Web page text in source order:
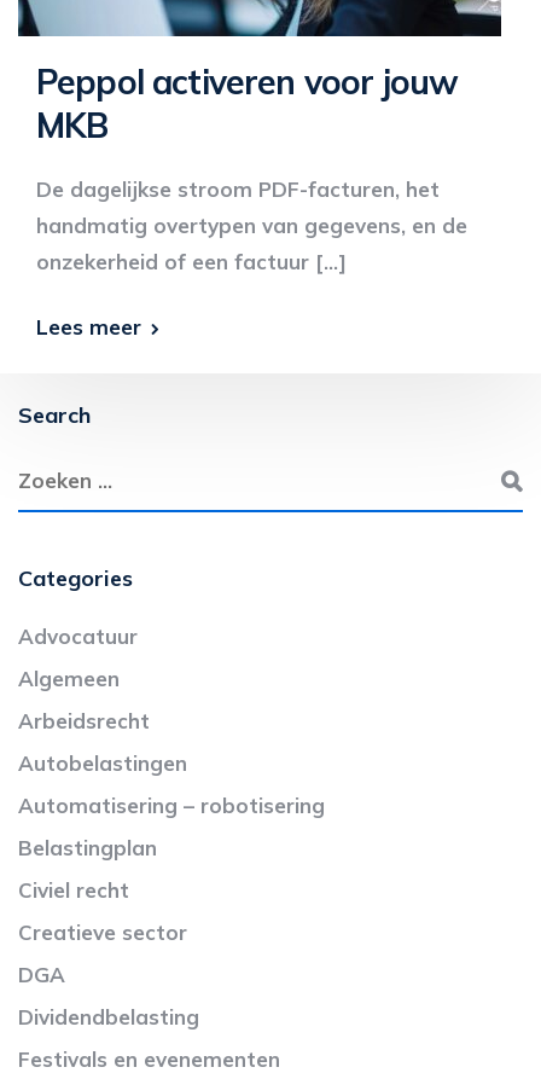
Peppol activeren voor jouw
MKB
De dagelijkse stroom PDF-facturen, het
handmatig overtypen van gegevens, en de
onzekerheid of een factuur […]
Lees meer
Search
Categories
Advocatuur
Algemeen
Arbeidsrecht
Autobelastingen
Automatisering – robotisering
Belastingplan
Civiel recht
Creatieve sector
DGA
Dividendbelasting
Festivals en evenementen